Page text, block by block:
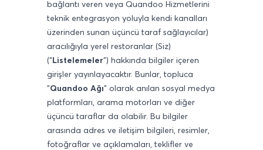
bağlantı veren veya Quandoo Hizmetlerini
teknik entegrasyon yoluyla kendi kanalları
üzerinden sunan üçüncü taraf sağlayıcılar)
aracılığıyla yerel restoranlar (Siz)
("Listelemeler") hakkında bilgiler içeren
girişler yayınlayacaktır. Bunlar, topluca
"Quandoo Ağı" olarak anılan sosyal medya
platformları, arama motorları ve diğer
üçüncü taraflar da olabilir. Bu bilgiler
arasında adres ve iletişim bilgileri, resimler,
fotoğraflar ve açıklamaları, teklifler ve